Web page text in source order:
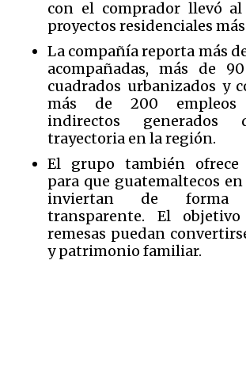
con el comprador llevó
proyectos residenciales
La compañía reporta más
acompañadas, más de
cuadrados urbanizados y
más de 200
indirectos generados
trayectoria en la región.
El grupo también ofrece
para que guatemaltecos
inviertan de forma
transparente. El
remesas puedan
y patrimonio familiar.